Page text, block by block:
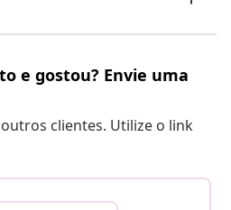
e gostou? Envie uma
clientes. Utilize o link